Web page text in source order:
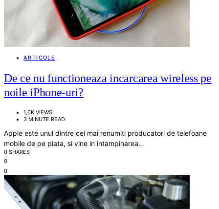
ARTICOLE
De ce nu functioneaza incarcarea wireless pe
noile iPhone-uri?
1,6K VIEWS
3 MINUTE READ
Apple este unul dintre cei mai renumiti producatori de telefoane
mobile de pe piata, si vine in intampinarea…
0 SHARES
0
0